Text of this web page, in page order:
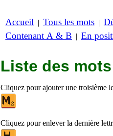
Accueil | Tous les mots |
Contenant A & B | En
Liste des
Cliquez pour ajouter une troisième
Cliquez pour enlever la dernière